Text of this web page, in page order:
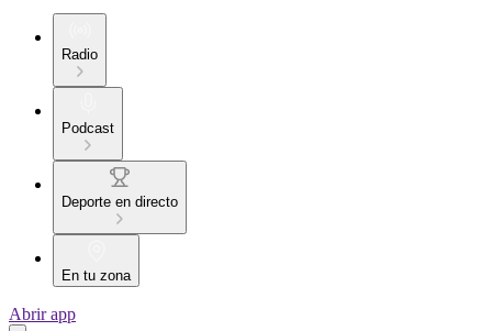
Radio
Podcast
Deporte en directo
En tu zona
Abrir app